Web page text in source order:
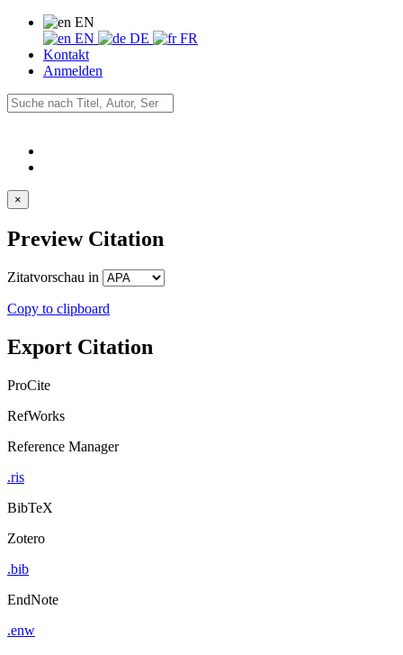
EN
EN
DE
FR
Kontakt
Anmelden
×
Preview Citation
Zitatvorschau in
Copy to clipboard
Export Citation
ProCite
RefWorks
Reference Manager
.ris
BibTeX
Zotero
.bib
EndNote
.enw